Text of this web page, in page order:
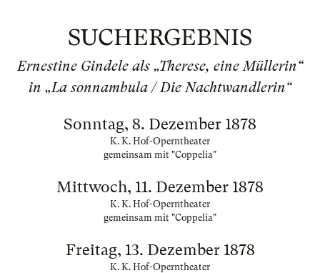
SUCHERGEBNIS
Ernestine Gindele als „Therese, eine Müllerin“
in „La sonnambula / Die Nachtwandlerin“
Sonntag, 8. Dezember 1878
K. K. Hof-Operntheater
gemeinsam mit "Coppelia"
Mittwoch, 11. Dezember 1878
K. K. Hof-Operntheater
gemeinsam mit "Coppelia"
Freitag, 13. Dezember 1878
K. K. Hof-Operntheater